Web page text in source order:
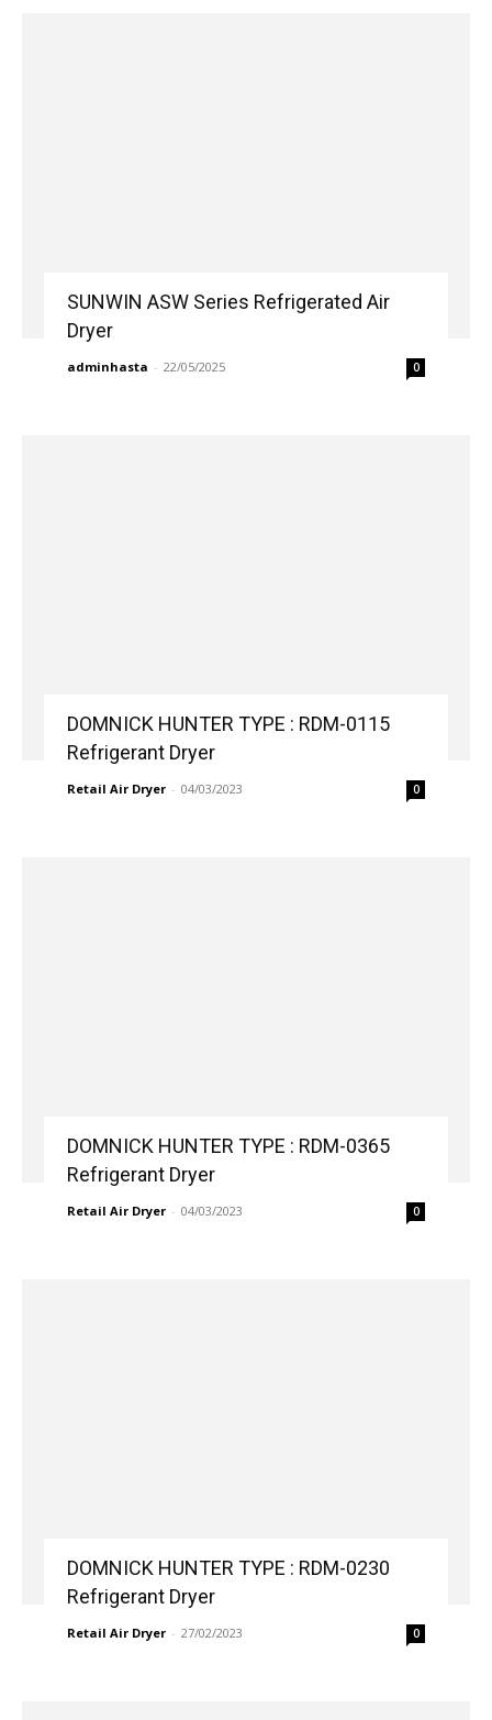
SUNWIN ASW Series Refrigerated Air
Dryer
adminhasta - 22/05/2025 0
DOMNICK HUNTER TYPE : RDM-0115
Refrigerant Dryer
Retail Air Dryer - 04/03/2023 0
DOMNICK HUNTER TYPE : RDM-0365
Refrigerant Dryer
Retail Air Dryer - 04/03/2023 0
DOMNICK HUNTER TYPE : RDM-0230
Refrigerant Dryer
Retail Air Dryer - 27/02/2023 0